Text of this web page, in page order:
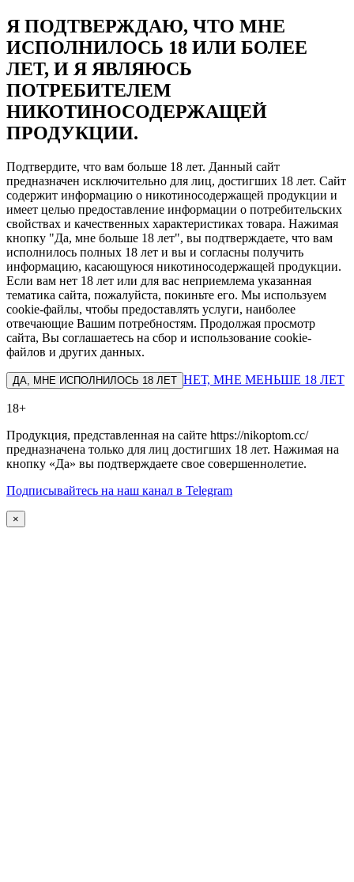
Я ПОДТВЕРЖДАЮ, ЧТО МНЕ
ИСПОЛНИЛОСЬ 18 ИЛИ БОЛЕЕ
ЛЕТ, И Я ЯВЛЯЮСЬ
ПОТРЕБИТЕЛЕМ
НИКОТИНОСОДЕРЖАЩЕЙ
ПРОДУКЦИИ.
Подтвердите, что вам больше 18 лет. Данный сайт
предназначен исключительно для лиц, достигших 18 лет. Сайт
содержит информацию о никотиносодержащей продукции и
имеет целью предоставление информации о потребительских
свойствах и качественных характеристиках товара. Нажимая
кнопку "Да, мне больше 18 лет", вы подтверждаете, что вам
исполнилось полных 18 лет и вы и согласны получить
информацию, касающуюся никотиносодержащей продукции.
Если вам нет 18 лет или для вас неприемлема указанная
тематика сайта, пожалуйста, покиньте его. Мы используем
cookie-файлы, чтобы предоставлять услуги, наиболее
отвечающие Вашим потребностям. Продолжая просмотр
сайта, Вы соглашаетесь на сбор и использование cookie-
файлов и других данных.
ДА, МНЕ ИСПОЛНИЛОСЬ 18 ЛЕТ НЕТ, МНЕ МЕНЬШЕ 18 ЛЕТ
18+
Продукция, представленная на сайте https://nikoptom.cc/
предназначена только для лиц достигших 18 лет. Нажимая на
кнопку «Да» вы подтверждаете свое совершеннолетие.
Подписывайтесь на наш канал в Telegram
×